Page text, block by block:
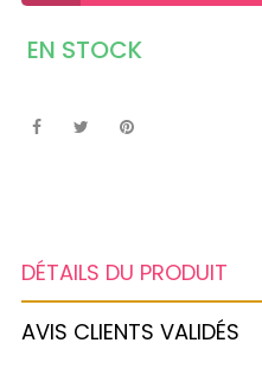
EN STOCK
DÉTAILS DU PRODUIT
AVIS CLIENTS VALIDÉS